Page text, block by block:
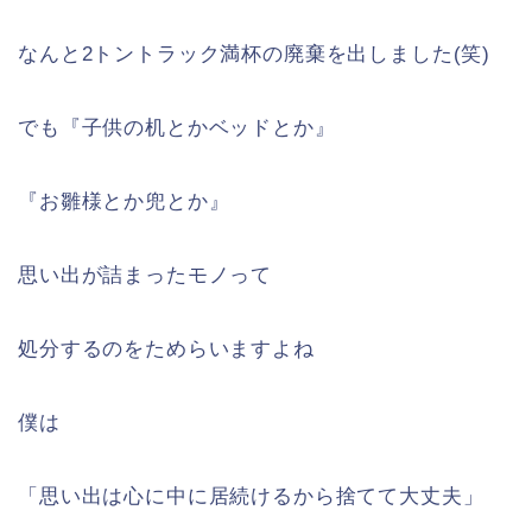
なんと2トントラック満杯の廃棄を出しました(笑)
でも『子供の机とかベッドとか』
『お雛様とか兜とか』
思い出が詰まったモノって
処分するのをためらいますよね
僕は
「思い出は心に中に居続けるから捨てて大丈夫」